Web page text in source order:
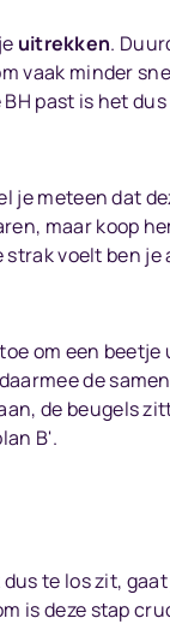
uitrekken.
vaak minder
past is het
je meteen dat
maar koop
voelt ben
om een beetje
de
de beugels
B'.
dus te los zit,
is deze stap